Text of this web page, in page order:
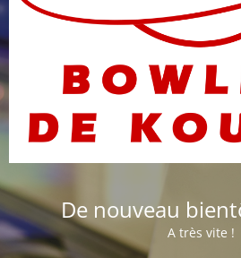
De nouveau
A très vite !